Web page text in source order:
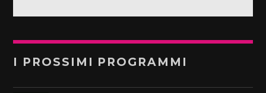
I PROSSIMI PROGRAMMI